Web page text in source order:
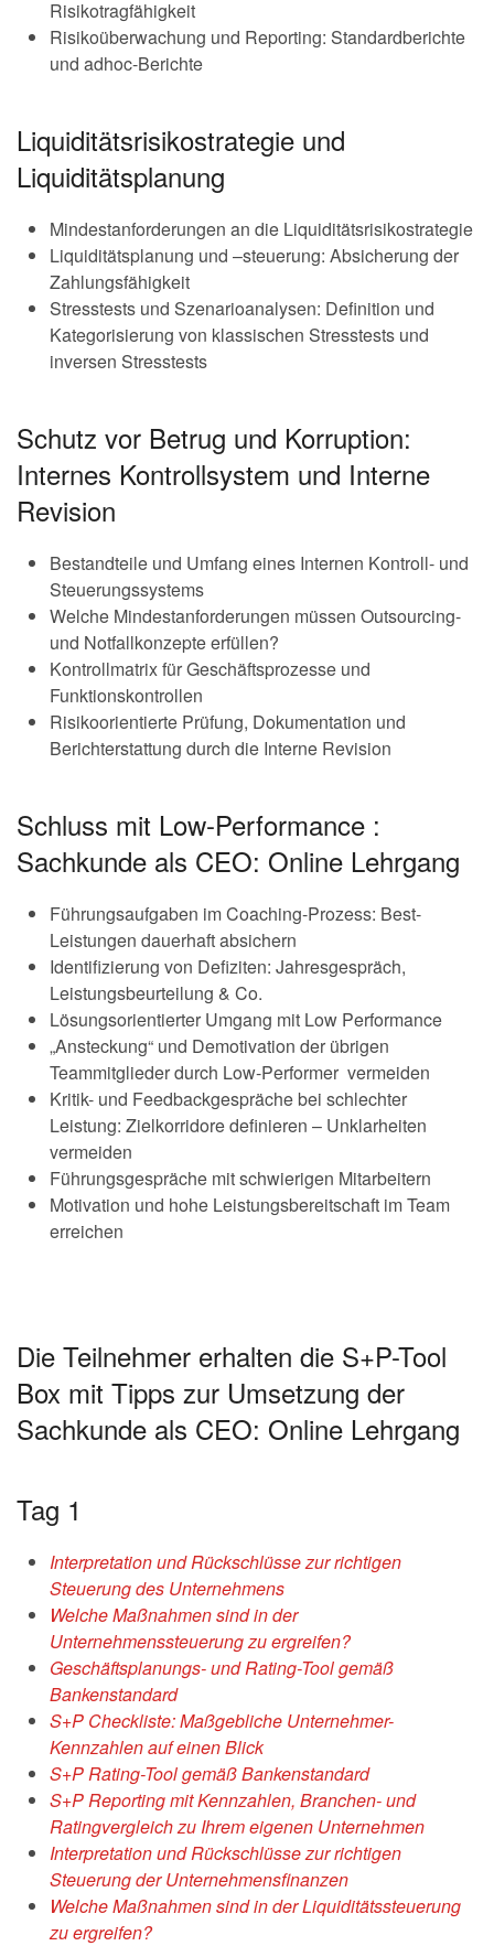
Risikotragfähigkeit
Risikoüberwachung und Reporting: Standardberichte
und adhoc-Berichte
Liquiditätsrisikostrategie und
Liquiditätsplanung
Mindestanforderungen an die Liquiditätsrisikostrategie
Liquiditätsplanung und –steuerung: Absicherung der
Zahlungsfähigkeit
Stresstests und Szenarioanalysen: Definition und
Kategorisierung von klassischen Stresstests und
inversen Stresstests
Schutz vor Betrug und Korruption:
Internes Kontrollsystem und Interne
Revision
Bestandteile und Umfang eines Internen Kontroll- und
Steuerungssystems
Welche Mindestanforderungen müssen Outsourcing-
und Notfallkonzepte erfüllen?
Kontrollmatrix für Geschäftsprozesse und
Funktionskontrollen
Risikoorientierte Prüfung, Dokumentation und
Berichterstattung durch die Interne Revision
Schluss mit Low-Performance :
Sachkunde als CEO: Online Lehrgang
Führungsaufgaben im Coaching-Prozess: Best-
Leistungen dauerhaft absichern
Identifizierung von Defiziten: Jahresgespräch,
Leistungsbeurteilung & Co.
Lösungsorientierter Umgang mit Low Performance
„Ansteckung“ und Demotivation der übrigen
Teammitglieder durch Low-Performer vermeiden
Kritik- und Feedbackgespräche bei schlechter
Leistung: Zielkorridore definieren – Unklarheiten
vermeiden
Führungsgespräche mit schwierigen Mitarbeitern
Motivation und hohe Leistungsbereitschaft im Team
erreichen
Die Teilnehmer erhalten die S+P-Tool
Box mit Tipps zur Umsetzung der
Sachkunde als CEO: Online Lehrgang
Tag 1
Interpretation und Rückschlüsse zur richtigen
Steuerung des Unternehmens
Welche Maßnahmen sind in der
Unternehmenssteuerung zu ergreifen?
Geschäftsplanungs- und Rating-Tool gemäß
Bankenstandard
S+P Checkliste: Maßgebliche Unternehmer-
Kennzahlen auf einen Blick
S+P Rating-Tool gemäß Bankenstandard
S+P Reporting mit Kennzahlen, Branchen- und
Ratingvergleich zu Ihrem eigenen Unternehmen
Interpretation und Rückschlüsse zur richtigen
Steuerung derUnternehmensfinanzen
Welche Maßnahmen sind in der Liquiditätssteuerung
zu ergreifen?